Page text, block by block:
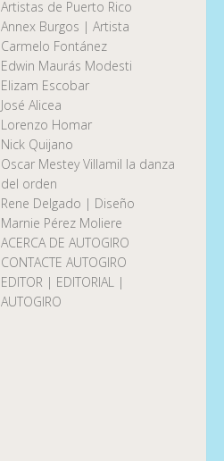
Artistas de Puerto Rico
Annex Burgos | Artista
Carmelo Fontánez
Edwin Maurás Modesti
Elizam Escobar
José Alicea
Lorenzo Homar
Nick Quijano
Oscar Mestey Villamil la danza
del orden
Rene Delgado | Diseño
Marnie Pérez Moliere
ACERCA DE AUTOGIRO
CONTACTE AUTOGIRO
EDITOR | EDITORIAL |
AUTOGIRO